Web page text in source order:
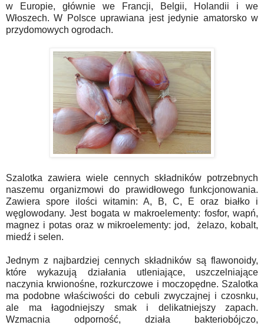
w Europie, głównie we Francji, Belgii, Holandii i we
Włoszech. W Polsce uprawiana jest jedynie amatorsko w
przydomowych ogrodach.
Szalotka zawiera wiele cennych składników potrzebnych
naszemu organizmowi do prawidłowego funkcjonowania.
Zawiera spore ilości witamin: A, B, C, E oraz białko i
węglowodany. Jest bogata w makroelementy: fosfor, wapń,
magnez i potas oraz w mikroelementy: jod, żelazo, kobalt,
miedź i selen.
Jednym z najbardziej cennych składników są flawonoidy,
które wykazują działania utleniające, uszczelniające
naczynia krwionośne, rozkurczowe i moczopędne. Szalotka
ma podobne właściwości do cebuli zwyczajnej i czosnku,
ale ma łagodniejszy smak i delikatniejszy zapach.
Wzmacnia odporność, działa bakteriobójczo,